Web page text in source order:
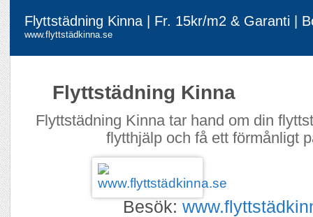
Flyttstädning Kinna | Fr. 15kr/m2 & Garanti |
www.flyttstädkinna.se
Flyttstädning Kinna
Flyttstädning Kinna tar hand om din
flytthjälp och få ett förmånligt
Besök: